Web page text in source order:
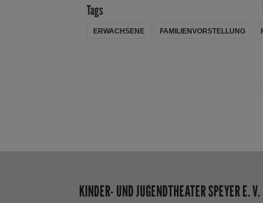
Tags
ERWACHSENE FAMILIENVORSTELLUNG
KINDER- UND JUGENDTHEATER SPEYER E. V.